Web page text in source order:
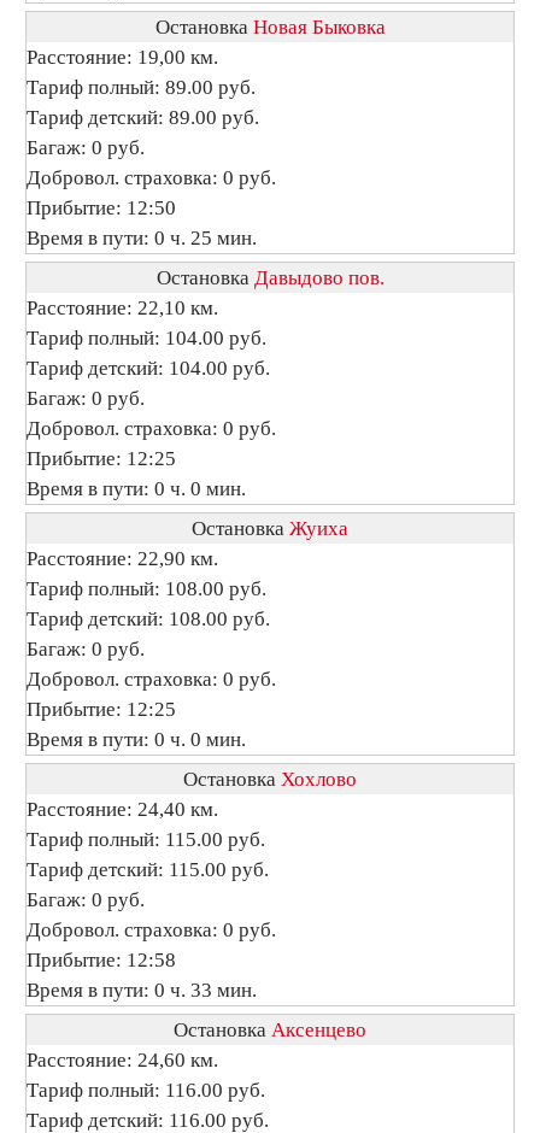
Остановка Новая Быковка
Расстояние: 19,00 км.
Тариф полный: 89.00 руб.
Тариф детский: 89.00 руб.
Багаж: 0 руб.
Добровол. страховка: 0 руб.
Прибытие: 12:50
Время в пути: 0 ч. 25 мин.
Остановка Давыдово пов.
Расстояние: 22,10 км.
Тариф полный: 104.00 руб.
Тариф детский: 104.00 руб.
Багаж: 0 руб.
Добровол. страховка: 0 руб.
Прибытие: 12:25
Время в пути: 0 ч. 0 мин.
Остановка Жуиха
Расстояние: 22,90 км.
Тариф полный: 108.00 руб.
Тариф детский: 108.00 руб.
Багаж: 0 руб.
Добровол. страховка: 0 руб.
Прибытие: 12:25
Время в пути: 0 ч. 0 мин.
Остановка Хохлово
Расстояние: 24,40 км.
Тариф полный: 115.00 руб.
Тариф детский: 115.00 руб.
Багаж: 0 руб.
Добровол. страховка: 0 руб.
Прибытие: 12:58
Время в пути: 0 ч. 33 мин.
Остановка Аксенцево
Расстояние: 24,60 км.
Тариф полный: 116.00 руб.
Тариф детский: 116.00 руб.